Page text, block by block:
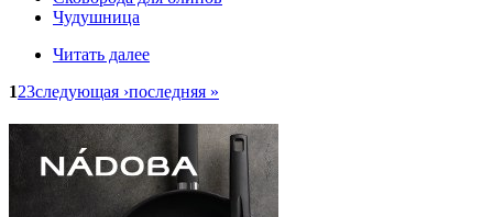
Чудушница
Читать далее
123следующая ›последняя »